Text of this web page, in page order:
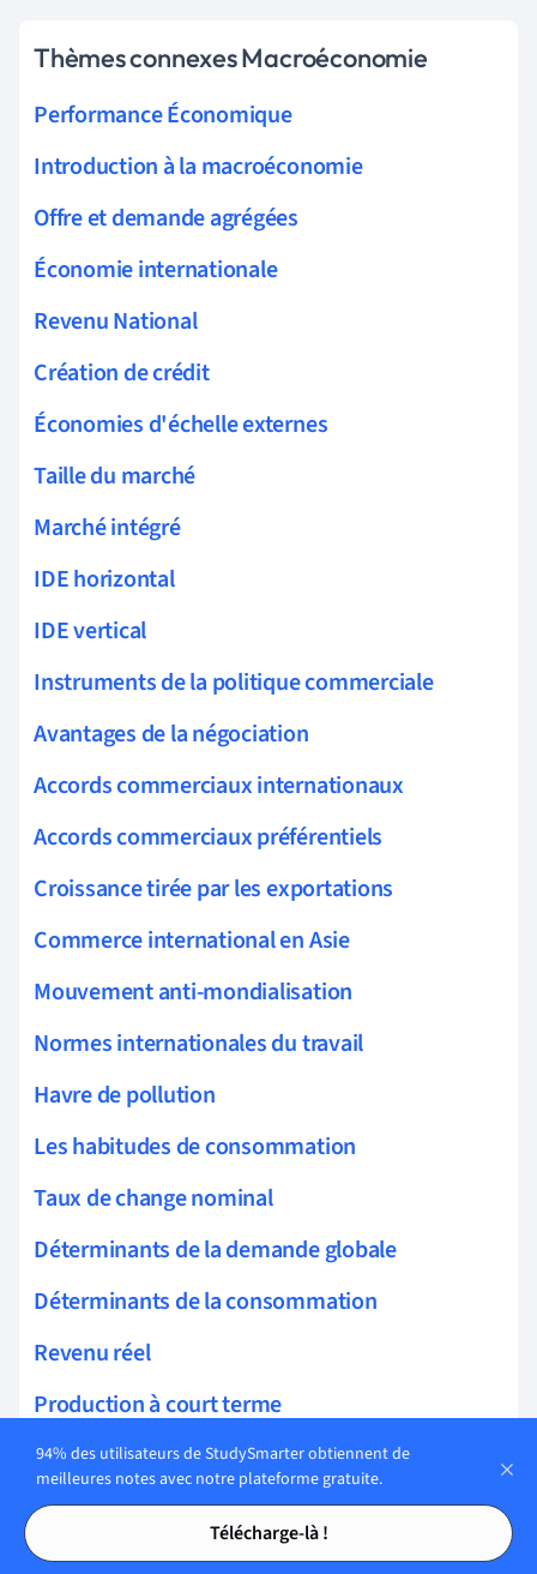
Tables des matières
Tables des matières
Thèmes connexes Macroéconomie
Performance Économique
Introduction à la macroéconomie
Offre et demande agrégées
Économie internationale
Revenu National
Création de crédit
Économies d'échelle externes
Taille du marché
Marché intégré
IDE horizontal
IDE vertical
Instruments de la politique commerciale
Avantages de la négociation
Accords commerciaux internationaux
Accords commerciaux préférentiels
Croissance tirée par les exportations
Commerce international en Asie
Mouvement anti-mondialisation
Normes internationales du travail
Havre de pollution
Les habitudes de consommation
Taux de change nominal
Déterminants de la demande globale
Déterminants de la consommation
Revenu réel
Production à court terme
Calendrier AA
Élaboration de politiques
Augmentation de la masse monétaire
94% des utilisateurs de StudySmarter obtiennent de
meilleures notes avec notre plateforme gratuite.
Télécharge-là !